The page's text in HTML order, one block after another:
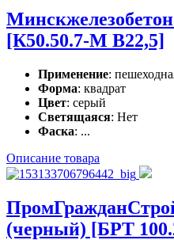
[К50.50.7-М В22,5]
Применение:
Форма: квадрат
Цвет: серый
Светящаяся: Нет
Фаска: ...
Описание товара
(черный) [БРТ